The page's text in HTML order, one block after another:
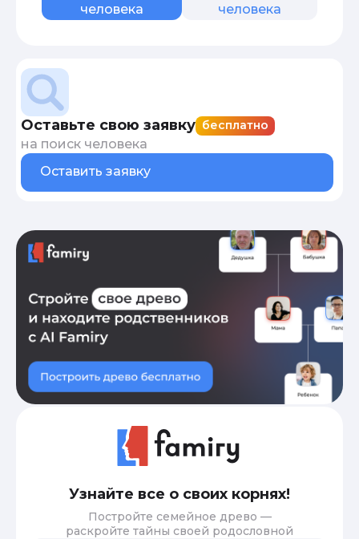
человека
человека
Оставьте свою заявку бесплатно
на поиск человека
Оставить заявку
Узнайте все о своих корнях!
Постройте семейное древо —
раскройте тайны своей родословной